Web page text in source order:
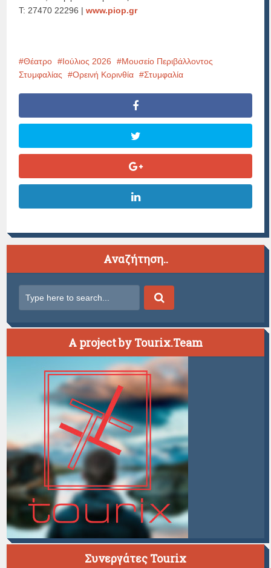
Τ: 27470 22296 |www.piop.gr
Θέατρο Ιούλιος 2026
Μουσείο Περιβάλλοντος
Στυμφαλίας
Ορεινή Κορινθία Στυμφαλία
Αναζήτηση..
A project by Tourix.Team
Συνεργάτες Tourix